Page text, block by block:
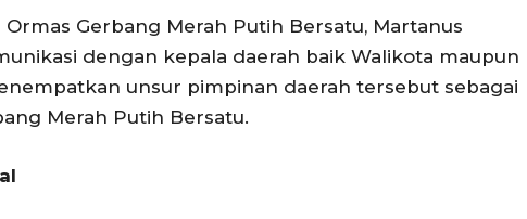
Gerbang Merah Putih Bersatu, Martanus
dengan kepala daerah baik Walikota maupun
unsur pimpinan daerah tersebut sebagai
Merah Putih Bersatu.